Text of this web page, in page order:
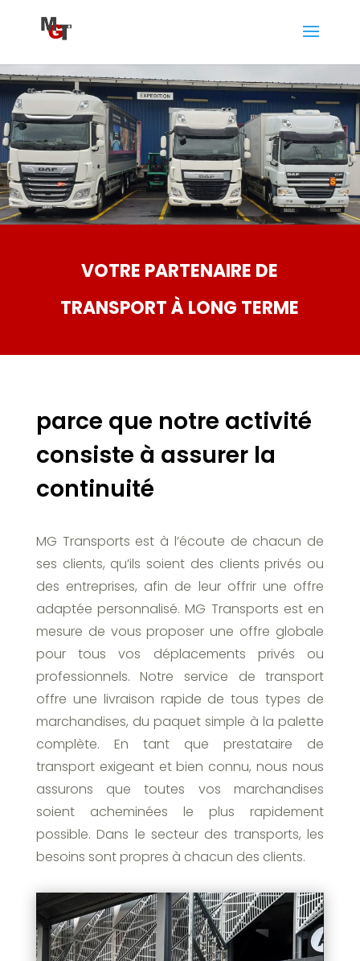
VOTRE PARTENAIRE DE
TRANSPORT À LONG TERME
parce que notre activité
consiste à assurer la
continuité
MG Transports est à l’écoute de chacun de
ses clients, qu’ils soient des clients privés ou
des entreprises, afin de leur offrir une offre
adaptée personnalisé. MG Transports est en
mesure de vous proposer une offre globale
pour tous vos déplacements privés ou
professionnels. Notre service de transport
offre une livraison rapide de tous types de
marchandises, du paquet simple à la palette
complète. En tant que prestataire de
transport exigeant et bien connu, nous nous
assurons que toutes vos marchandises
soient acheminées le plus rapidement
possible. Dans le secteur des transports, les
besoins sont propres à chacun des clients.